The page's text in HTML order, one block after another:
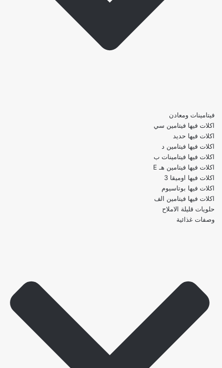
فيتامينات ومعادن
اكلات فيها فيتامين سي
اكلات فيها حديد
اكلات فيها فيتامين د
اكلات فيها فيتامينات ب
اكلات فيها فيتامين هـ E
اكلات فيها اوميقا 3
اكلات فيها بوتاسيوم
اكلات فيها فيتامين الف
حلويات قليلة الاملاح
وصفات غذائية